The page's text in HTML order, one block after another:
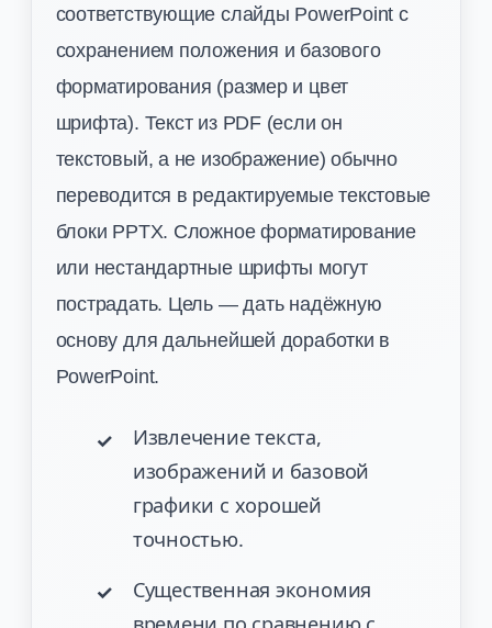
соответствующие слайды PowerPoint с
сохранением положения и базового
форматирования (размер и цвет
шрифта). Текст из PDF (если он
текстовый, а не изображение) обычно
переводится в редактируемые текстовые
блоки PPTX. Сложное форматирование
или нестандартные шрифты могут
пострадать. Цель — дать надёжную
основу для дальнейшей доработки в
PowerPoint.
Извлечение текста,
изображений и базовой
графики с хорошей
точностью.
Существенная экономия